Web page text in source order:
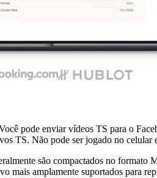
pode enviar vídeos TS para o
TS. Não pode ser jogado no celular
são compactados no
mais amplamente suportados para